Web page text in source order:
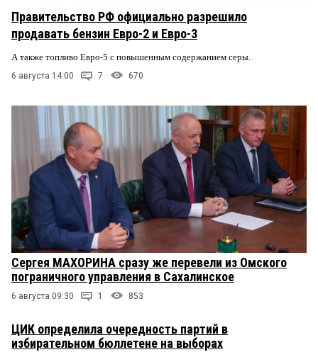
Правительство РФ официально разрешило
продавать бензин Евро-2 и Евро-3
А также топливо Евро-5 с повышенным содержанием серы.
6 августа 14:00 7 670
Сергея МАХОРИНА сразу же перевели из Омского
пограничного управления в Сахалинское
6 августа 09:30 1 853
ЦИК определила очередность партий в
избирательном бюллетене на выборах